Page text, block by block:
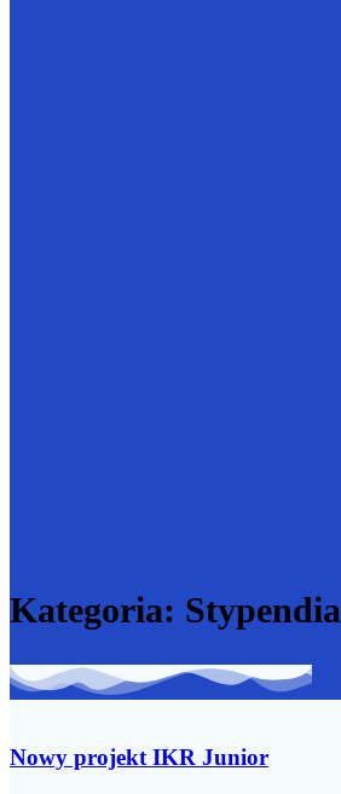
Kategoria: Stypendia
Nowy projekt IKR Junior